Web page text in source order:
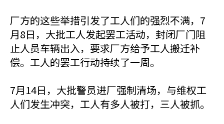
厂方的这些举措引发了工人们的强烈不满，7
月8日，大批工人发起罢工活动，封闭厂门阻
止人员车辆出入，要求厂方给予工人搬迁补
偿。工人的罢工行动持续了一周。
7月14日，大批警员进厂强制清场，与维权工
人们发生冲突，工人有多人被打，三人被抓。